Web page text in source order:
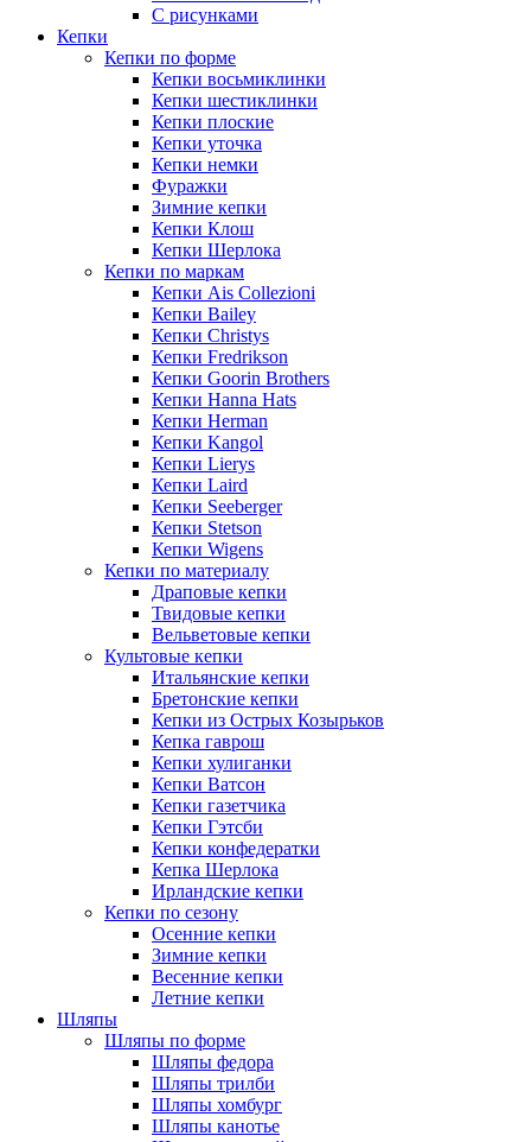
С рисунками
Кепки
Кепки по форме
Кепки восьмиклинки
Кепки шестиклинки
Кепки плоские
Кепки уточка
Кепки немки
Фуражки
Зимние кепки
Кепки Клош
Кепки Шерлока
Кепки по маркам
Кепки Ais Collezioni
Кепки Bailey
Кепки Christys
Кепки Fredrikson
Кепки Goorin Brothers
Кепки Hanna Hats
Кепки Herman
Кепки Kangol
Кепки Lierys
Кепки Laird
Кепки Seeberger
Кепки Stetson
Кепки Wigens
Кепки по материалу
Драповые кепки
Твидовые кепки
Вельветовые кепки
Культовые кепки
Итальянские кепки
Бретонские кепки
Кепки из Острых Козырьков
Кепка гаврош
Кепки хулиганки
Кепки Ватсон
Кепки газетчика
Кепки Гэтсби
Кепки конфедератки
Кепка Шерлока
Ирландские кепки
Кепки по сезону
Осенние кепки
Зимние кепки
Весенние кепки
Летние кепки
Шляпы
Шляпы по форме
Шляпы федора
Шляпы трилби
Шляпы хомбург
Шляпы канотье